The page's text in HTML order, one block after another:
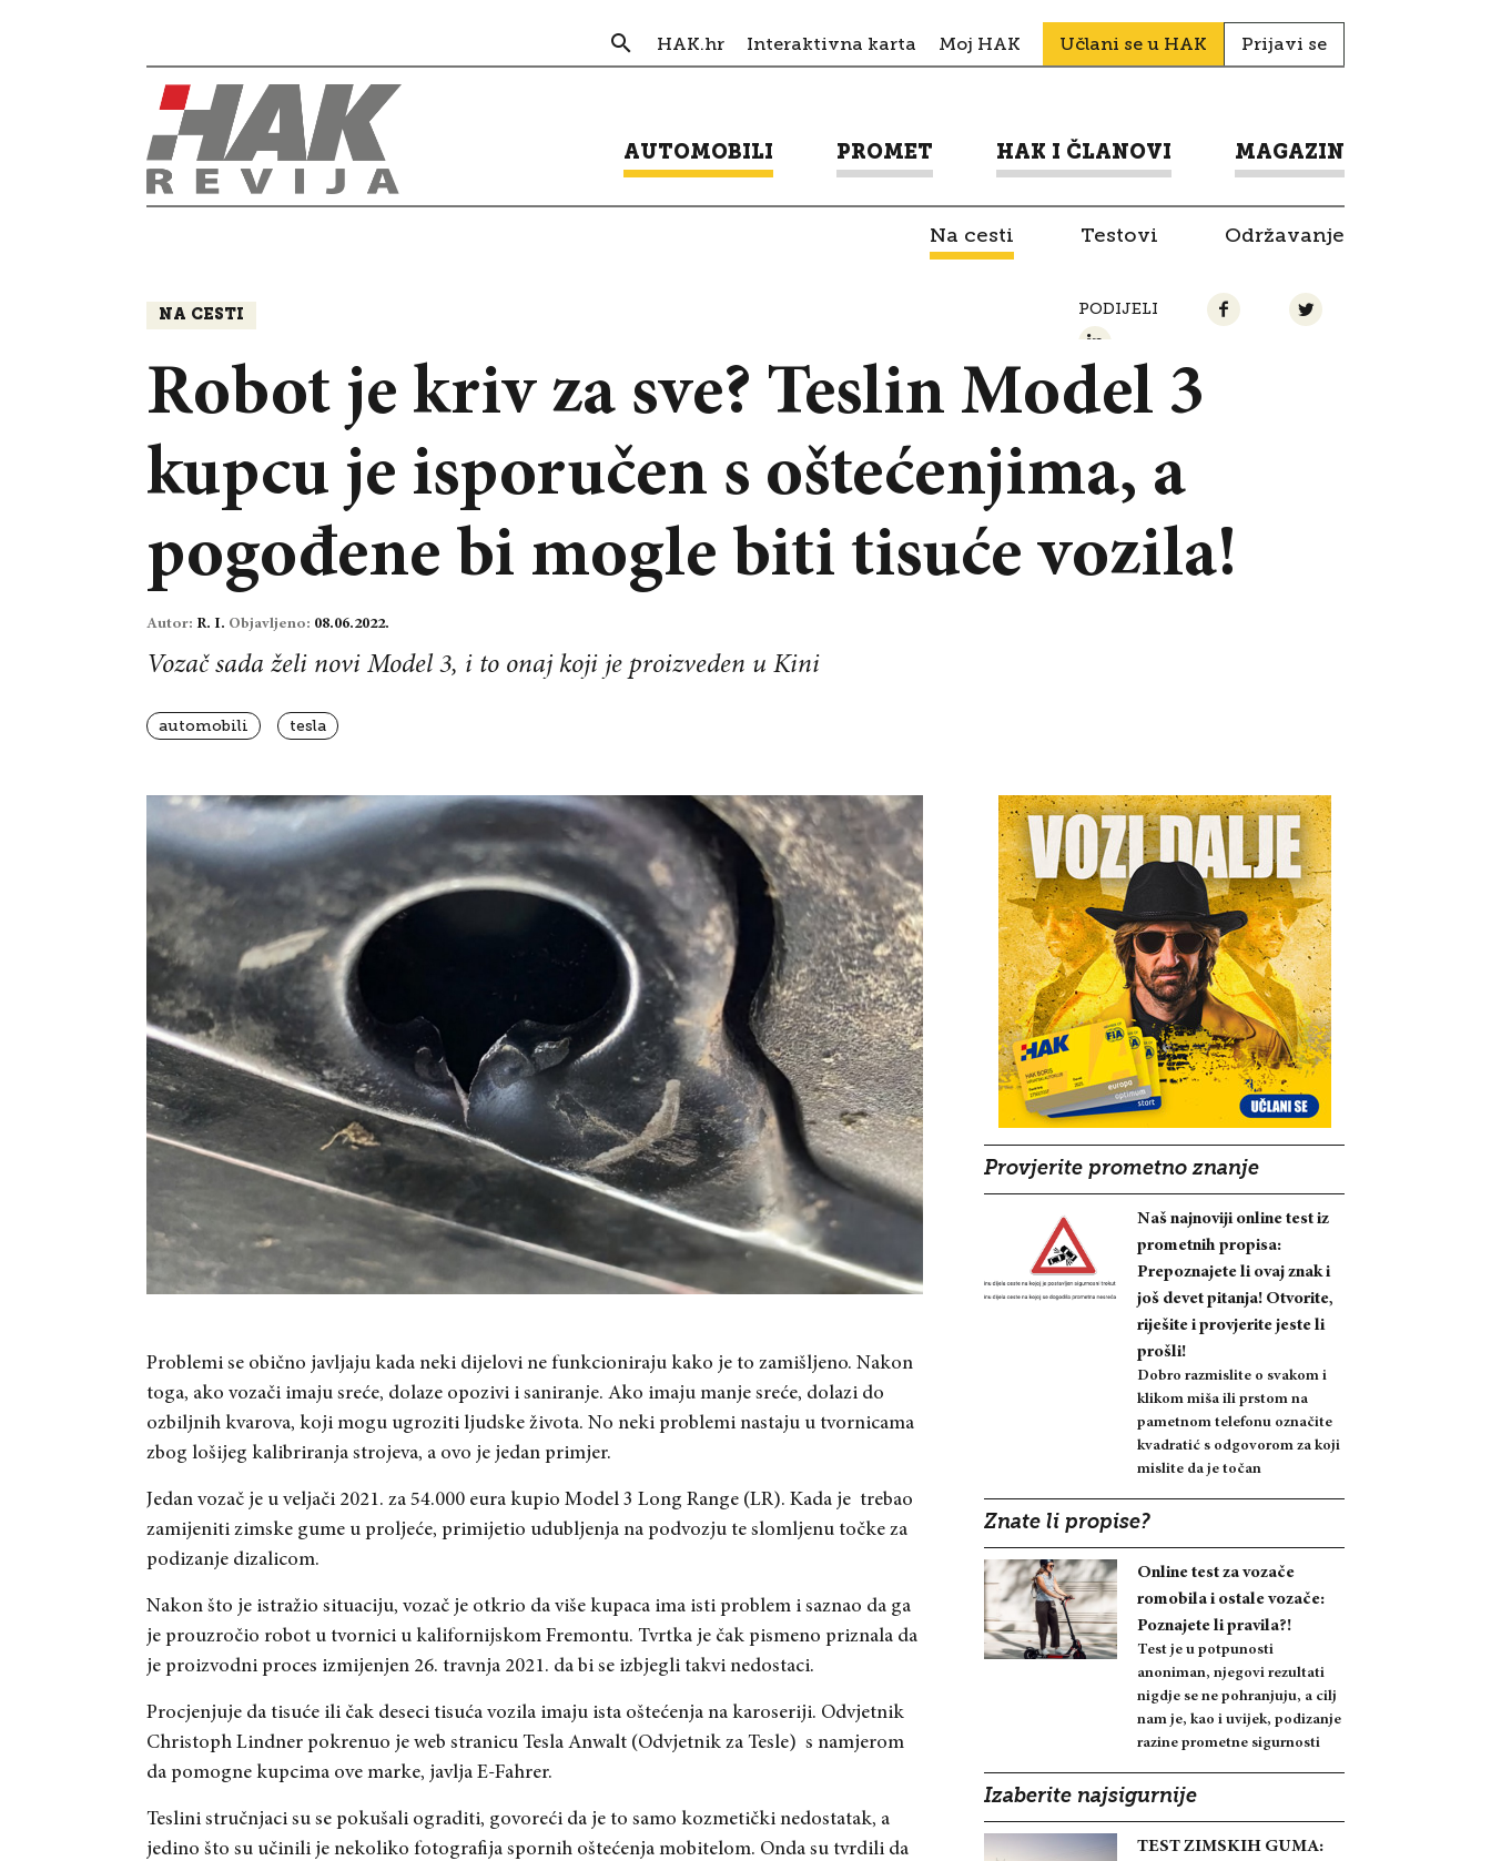
HAK.hr Interaktivna karta Moj HAK Učlani se u HAK Prijavi se
AUTOMOBILI PROMET HAK I ČLANOVI MAGAZIN
Na cesti Testovi Održavanje
NA CESTI PODIJELI
Robot je kriv za sve? Teslin Model 3
kupcu je isporučen s oštećenjima, a
pogođene bi mogle biti tisuće vozila!
Autor: R. I. Objavljeno: 08.06.2022.
Vozač sada želi novi Model 3, i to onaj koji je proizveden u Kini
automobili tesla
Problemi se obično javljaju kada neki dijelovi ne funkcioniraju kako je to zamišljeno. Nakon
toga, ako vozači imaju sreće, dolaze opozivi i saniranje. Ako imaju manje sreće, dolazi do
ozbiljnih kvarova, koji mogu ugroziti ljudske života. No neki problemi nastaju u tvornicama
zbog lošijeg kalibriranja strojeva, a ovo je jedan primjer.
Jedan vozač je u veljači 2021. za 54.000 eura kupio Model 3 Long Range (LR). Kada je trebao
zamijeniti zimske gume u proljeće, primijetio udubljenja na podvozju te slomljenu točke za
podizanje dizalicom.
Nakon što je istražio situaciju, vozač je otkrio da više kupaca ima isti problem i saznao da ga
je prouzročio robot u tvornici u kalifornijskom Fremontu. Tvrtka je čak pismeno priznala da
je proizvodni proces izmijenjen 26. travnja 2021. da bi se izbjegli takvi nedostaci.
Procjenjuje da tisuće ili čak deseci tisuća vozila imaju ista oštećenja na karoseriji. Odvjetnik
Christoph Lindner pokrenuo je web stranicu Tesla Anwalt (Odvjetnik za Tesle) s namjerom
da pomogne kupcima ove marke, javlja E-Fahrer.
Teslini stručnjaci su se pokušali ograditi, govoreći da je to samo kozmetički nedostatak, a
jedino što su učinili je nekoliko fotografija spornih oštećenja mobitelom. Onda su tvrdili da
Provjerite prometno znanje
Naš najnoviji online test iz
prometnih propisa:
Prepoznajete li ovaj znak i
još devet pitanja! Otvorite,
riješite i provjerite jeste li
prošli!
Dobro razmislite o svakom i
klikom miša ili prstom na
pametnom telefonu označite
kvadratić s odgovorom za koji
mislite da je točan
Znate li propise?
Online test za vozače
romobila i ostale vozače:
Poznajete li pravila?!
Test je u potpunosti
anoniman, njegovi rezultati
nigdje se ne pohranjuju, a cilj
nam je, kao i uvijek, podizanje
razine prometne sigurnosti
Izaberite najsigurnije
TEST ZIMSKIH GUMA: